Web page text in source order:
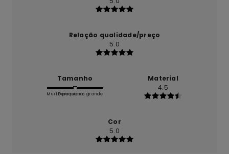
Relação qualidade/preço
5.0
Tamanho
Muito pequeno
Demasiado grande
Material
4.5
Cor
5.0